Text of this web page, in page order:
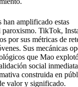
han amplificado estas
paroxismo. TikTok,
por sus métricas de
Sus mecánicas
que Mao
social
construida en
valor y significado.